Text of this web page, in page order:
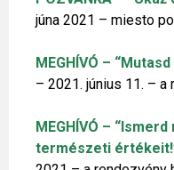
júna 2021 – miesto
MEGHÍVÓ –
– 2021. június 11. –
MEGHÍVÓ –
természeti